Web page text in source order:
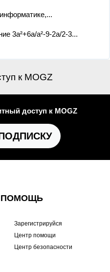
3a²+6a/a²-9-2a/2-3...
к MOGZ
доступ к MOGZ
ПОМОЩЬ
Зарегистрируйся
Центр помощи
Центр безопасности